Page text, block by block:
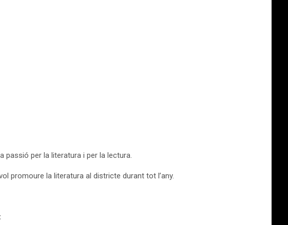
per la literatura i per la lectura.
promoure la literatura al districte durant tot l’any.